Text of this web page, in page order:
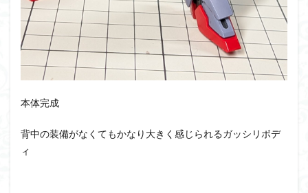
本体完成
背中の装備がなくてもかなり大きく感じられるガッシリボデ
ィ